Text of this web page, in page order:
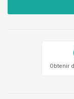
Obtenir